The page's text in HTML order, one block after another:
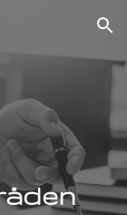
Skip to navigation